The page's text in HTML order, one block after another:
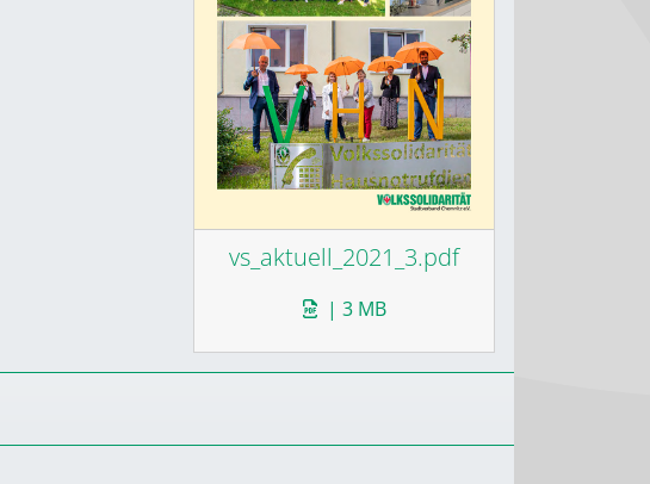
vs_aktuell_2021_3.pdf
| 3 MB